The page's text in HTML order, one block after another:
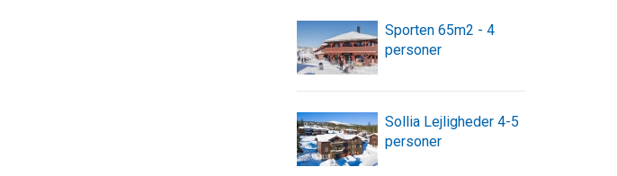
Sporten 65m2 - 4
personer
Sollia Lejligheder 4-5
personer